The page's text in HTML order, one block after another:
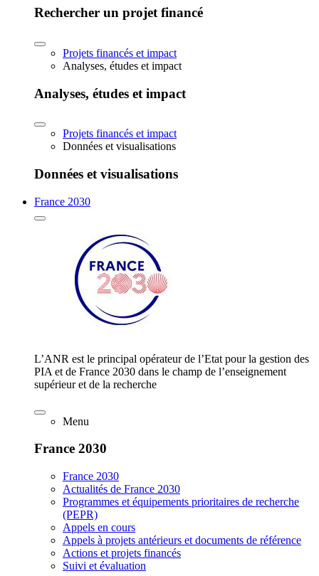
Rechercher un projet financé
Projets financés et impact
Analyses, études et impact
Analyses, études et impact
Projets financés et impact
Données et visualisations
Données et visualisations
France 2030
L’ANR est le principal opérateur de l’Etat pour la gestion des
PIA et de France 2030 dans le champ de l’enseignement
supérieur et de la recherche
Menu
France 2030
France 2030
Actualités de France 2030
Programmes et équipements prioritaires de recherche
(PEPR)
Appels en cours
Appels à projets antérieurs et documents de référence
Actions et projets financés
Suivi et évaluation